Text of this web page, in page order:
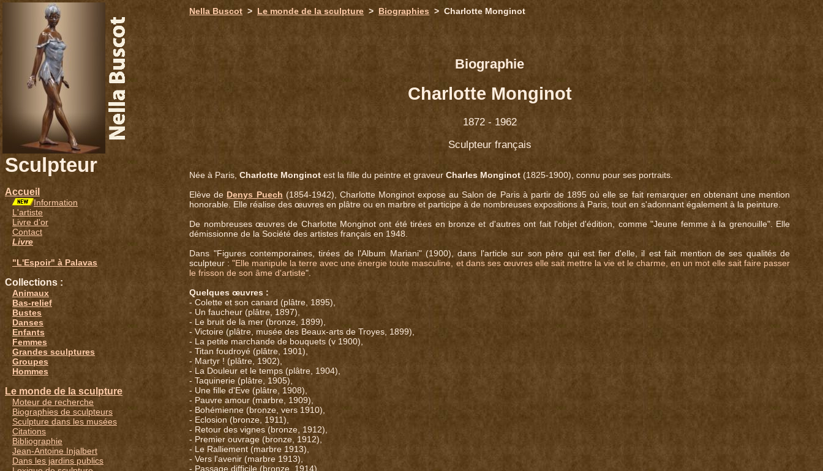
Sculpteur
Accueil
Information
L'artiste
Livre d'or
Contact
Livre
"L'Espoir" à Palavas
Collections :
Animaux
Bas-relief
Bustes
Danses
Enfants
Femmes
Grandes sculptures
Groupes
Hommes
Le monde de la sculpture
Moteur de recherche
Biographies de sculpteurs
Sculpture dans les musées
Citations
Bibliographie
Jean-Antoine Injalbert
Dans les jardins publics
Nella Buscot > Le monde de la sculpture > Biographies > Charlotte Monginot
Biographie
Charlotte Monginot
1872 - 1962
Sculpteur français
Née à Paris,Charlotte Monginot est la fille du peintre et graveurCharles Monginot (1825-1900), connu pour ses portraits.
Elève de Denys Puech (1854-1942), Charlotte Monginot expose au Salon de Paris à partir de 1895 où elle se fait remarquer en obtenant une mention
honorable. Elle réalise des œuvres en plâtre ou en marbre et participe à de nombreuses expositions à Paris, tout en s'adonnant également à la peinture.
De nombreuses œuvres de Charlotte Monginot ont été tirées en bronze et d'autres ont fait l'objet d'édition, comme "Jeune femme à la grenouille". Elle
démissionne de la Société des artistes français en 1948.
Dans "Figures contemporaines, tirées de l'Album Mariani" (1900), dans l'article sur son père qui est fier d'elle, il est fait mention de ses qualités de
sculpteur :"Elle manipule la terre avec une énergie toute masculine, et dans ses œuvres elle sait mettre la vie et le charme, en un mot elle sait faire passer
le frisson de son âme d'artiste".
Quelques œuvres :
- Colette et son canard (plâtre, 1895),
- Un faucheur (plâtre, 1897),
- Le bruit de la mer (bronze, 1899),
- Victoire (plâtre, musée des Beaux-arts de Troyes, 1899),
- La petite marchande de bouquets (v 1900),
- Titan foudroyé (plâtre, 1901),
- Martyr ! (plâtre, 1902),
- La Douleur et le temps (plâtre, 1904),
- Taquinerie (plâtre, 1905),
- Une fille d'Eve (plâtre, 1908),
- Pauvre amour (marbre, 1909),
- Bohémienne (bronze, vers 1910),
- Eclosion (bronze, 1911),
- Retour des vignes (bronze, 1912),
- Premier ouvrage (bronze, 1912),
- Le Ralliement (marbre 1913),
- Vers l'avenir (marbre 1913),
- Passage difficile (bronze, 1914),